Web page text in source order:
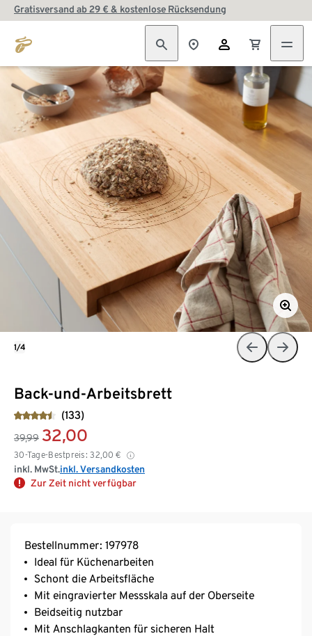
Gratisversand ab 29 € & kostenlose Rücksendung
Back-und-Arbeitsbrett
(133)
39,99 32,00
30-Tage-Bestpreis: 32,00 €
inkl. MwSt.inkl. Versandkosten
Zur Zeit nicht verfügbar
1/4
Bestellnummer: 197978
Ideal für Küchenarbeiten
Schont die Arbeitsfläche
Mit eingravierter Messskala auf der Oberseite
Beidseitig nutzbar
Mit Anschlagkanten für sicheren Halt